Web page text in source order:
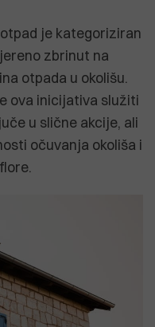
je kategoriziran
zbrinut na
otpada u okolišu.
ova inicijativa služiti
u slične akcije, ali
očuvanja okoliša i